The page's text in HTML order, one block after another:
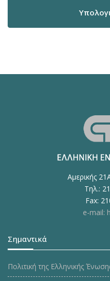
Αμερικής
Τηλ.:
Fax:
e-mail:
Σημαντικά
Πολιτική της Ελληνικής